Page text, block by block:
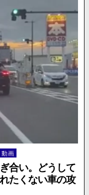
動画
合い。どうして
たくない車の攻